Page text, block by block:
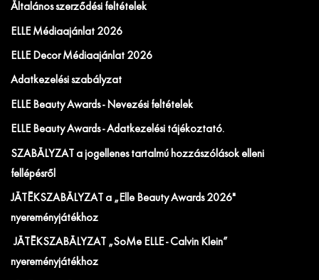
Általános szerződési feltételek
ELLE Médiaajánlat 2026
ELLE Decor Médiaajánlat 2026
Adatkezelési szabályzat
ELLE Beauty Awards - Nevezési feltételek
ELLE Beauty Awards - Adatkezelési tájékoztató.
SZABÁLYZAT a jogellenes tartalmú hozzászólások elleni
fellépésről
JÁTÉKSZABÁLYZAT a „Elle Beauty Awards 2026"
nyereményjátékhoz
JÁTÉKSZABÁLYZAT „SoMe ELLE - Calvin Klein”
nyereményjátékhoz